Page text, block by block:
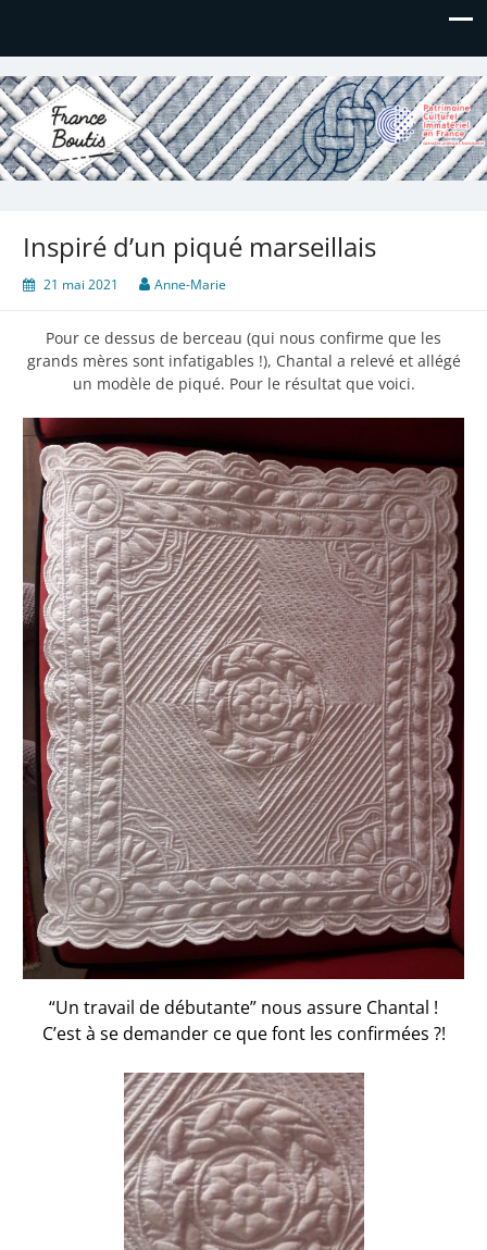
France Boutis
Le site de France Boutis
Inspiré d’un piqué marseillais
21 mai 2021 Anne-Marie
Pour ce dessus de berceau (qui nous confirme que les
grands mères sont infatigables !), Chantal a relevé et allégé
un modèle de piqué. Pour le résultat que voici.
“Un travail de débutante” nous assure Chantal !
C’est à se demander ce que font les confirmées ?!